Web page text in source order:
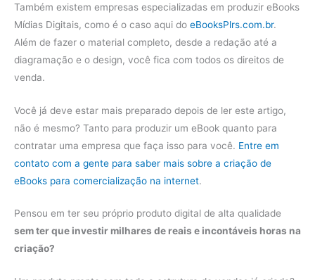
Também existem empresas especializadas em produzir eBooks
Mídias Digitais, como é o caso aqui do eBooksPlrs.com.br.
Além de fazer o material completo, desde a redação até a
diagramação e o design, você fica com todos os direitos de
venda.
Você já deve estar mais preparado depois de ler este artigo,
não é mesmo? Tanto para produzir um eBook quanto para
contratar uma empresa que faça isso para você. Entre em
contato com a gente para saber mais sobre a criação de
eBooks para comercialização na internet.
Pensou em ter seu próprio produto digital de alta qualidade
sem ter que investir milhares de reais e incontáveis horas na
criação?